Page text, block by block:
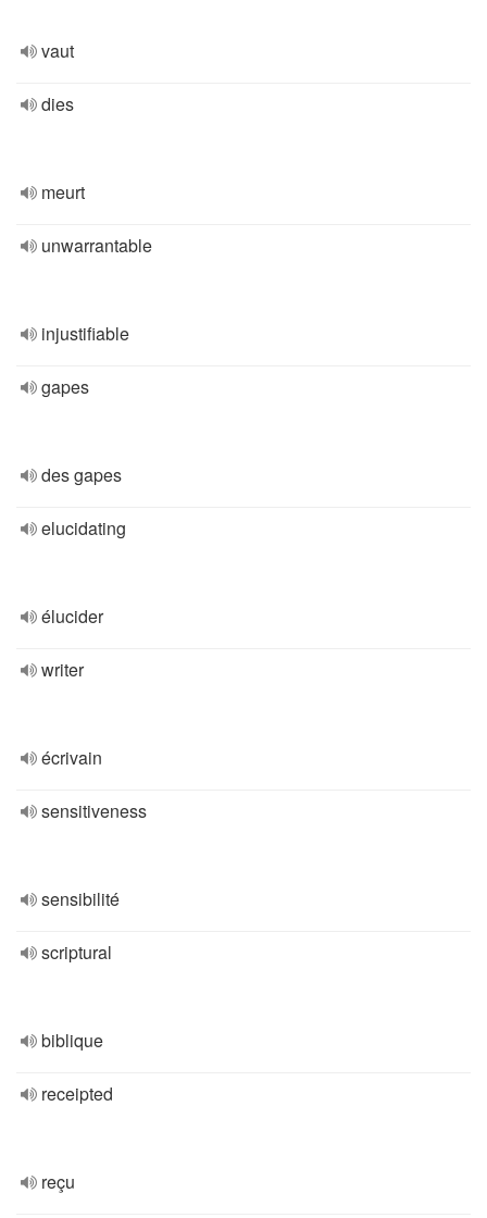
vaut
dies
meurt
unwarrantable
injustifiable
gapes
des gapes
elucidating
élucider
writer
écrivain
sensitiveness
sensibilité
scriptural
biblique
receipted
reçu